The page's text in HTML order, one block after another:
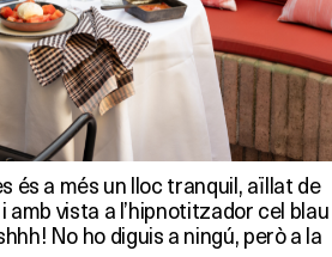
és a més un lloc tranquil, aïllat de
amb vista a l’hipnotitzador cel blau
No ho diguis a ningú, però a la